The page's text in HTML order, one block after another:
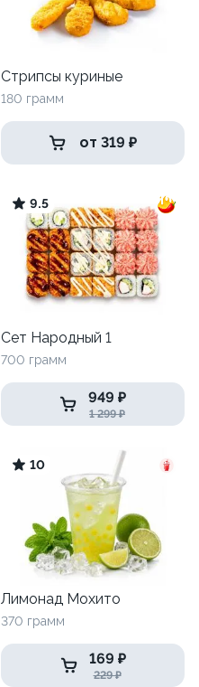
Стрипсы куриные
180 грамм
от 319 ₽
9.5
Сет Народный 1
700 грамм
949 ₽
1 299 ₽
10
Лимонад Мохито
370 грамм
169 ₽
229 ₽